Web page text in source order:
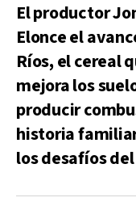
El productor
Elonce el
Ríos, el cereal
mejora los
producir
historia
los desafíos